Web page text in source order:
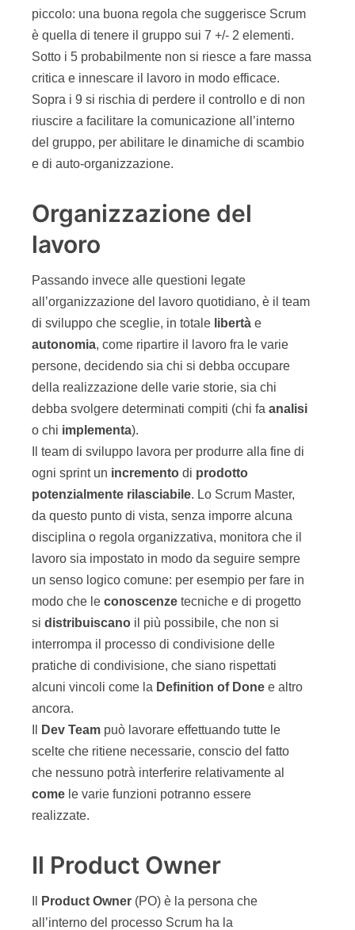
piccolo: una buona regola che suggerisce Scrum
è quella di tenere il gruppo sui 7 +/- 2 elementi.
Sotto i 5 probabilmente non si riesce a fare massa
critica e innescare il lavoro in modo efficace.
Sopra i 9 si rischia di perdere il controllo e di non
riuscire a facilitare la comunicazione all’interno
del gruppo, per abilitare le dinamiche di scambio
e di auto-organizzazione.
Organizzazione del
lavoro
Passando invece alle questioni legate
all’organizzazione del lavoro quotidiano, è il team
di sviluppo che sceglie, in totale libertà e
autonomia, come ripartire il lavoro fra le varie
persone, decidendo sia chi si debba occupare
della realizzazione delle varie storie, sia chi
debba svolgere determinati compiti (chi fa analisi
o chi implementa).
Il team di sviluppo lavora per produrre alla fine di
ogni sprint un incremento di prodotto
potenzialmente rilasciabile. Lo Scrum Master,
da questo punto di vista, senza imporre alcuna
disciplina o regola organizzativa, monitora che il
lavoro sia impostato in modo da seguire sempre
un senso logico comune: per esempio per fare in
modo che le conoscenze tecniche e di progetto
si distribuiscano il più possibile, che non si
interrompa il processo di condivisione delle
pratiche di condivisione, che siano rispettati
alcuni vincoli come la Definition of Done e altro
ancora.
Dev Team può lavorare effettuando tutte le
scelte che ritiene necessarie, conscio del fatto
che nessuno potrà interferire relativamente al
come le varie funzioni potranno essere
realizzate.
Il Product Owner
Product Owner (PO) è la persona che
all’interno del processo Scrum ha la